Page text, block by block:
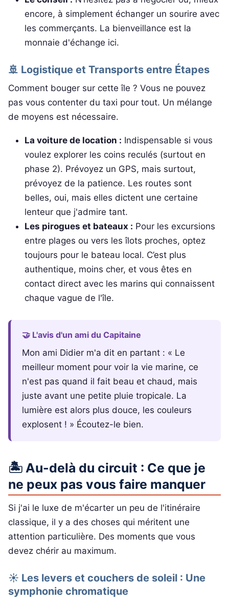
encore, à simplement échanger un sourire avec
les commerçants. La bienveillance est la
monnaie d'échange ici.
🚢 Logistique et Transports entre Étapes
Comment bouger sur cette île ? Vous ne pouvez
pas vous contenter du taxi pour tout. Un mélange
de moyens est nécessaire.
La voiture de location : Indispensable si vous
voulez explorer les coins reculés (surtout en
phase 2). Prévoyez un GPS, mais surtout,
prévoyez de la patience. Les routes sont
belles, oui, mais elles dictent une certaine
lenteur que j'admire tant.
Les pirogues et bateaux : Pour les excursions
entre plages ou vers les îlots proches, optez
toujours pour le bateau local. C’est plus
authentique, moins cher, et vous êtes en
contact direct avec les marins qui connaissent
chaque vague de l'île.
🤝 L'avis d'un ami du Capitaine
Mon ami Didier m'a dit en partant : « Le
meilleur moment pour voir la vie marine, ce
n'est pas quand il fait beau et chaud, mais
juste avant une petite pluie tropicale. La
lumière est alors plus douce, les couleurs
explosent ! » Écoutez-le bien.
🏝️ Au-delà du circuit : Ce que je
ne peux pas vous faire manquer
Si j'ai le luxe de m'écarter un peu de l'itinéraire
classique, il y a des choses qui méritent une
attention particulière. Des moments que vous
devez chérir au maximum.
☀️ Les levers et couchers de soleil : Une
symphonie chromatique